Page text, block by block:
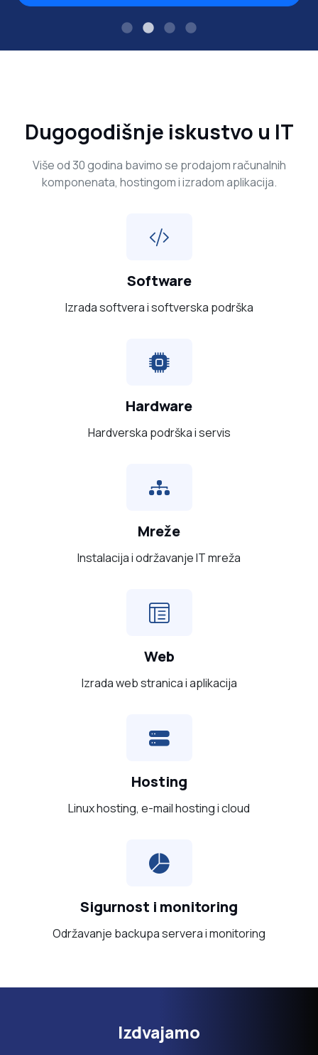
Dugogodišnje iskustvo u IT
Više od 30 godina bavimo se prodajom računalnih
komponenata, hostingom i izradom aplikacija.
Software
Izrada softvera i softverska podrška
Hardware
Hardverska podrška i servis
Mreže
Instalacija i održavanje IT mreža
Web
Izrada web stranica i aplikacija
Hosting
Linux hosting, e-mail hosting i cloud
Sigurnost i monitoring
Održavanje backupa servera i monitoring
Izdvajamo